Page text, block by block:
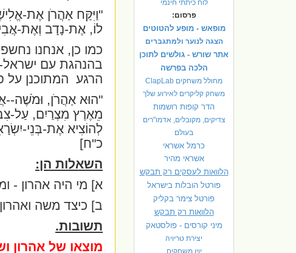
לוח כיתתי חינמי
פרסום:
מופאש - מופע להטוטים
הצגה לנוער ולמתגברים
אתר שורש - גולשים לתוכן
הלכה בפרשה
מחולל משחקים ClapLab
משחק קליקרים לאירוע שלך
הדר קופות רושמות
צדיקים, מקובלים, אדמו"רים
בעולם
כרמל אשראי
אשראי מהיר
הלוואות לעסקים רק תבקש
פורטל הובלות בישראל
פורטל צימר בקליק
הלוואות רק תבקש
מיני קורסים - פולסטאק
יצירת טריויה
יויו משחקים
"וַיִּקַּח אַהֲרֹן אֶת-
לוֹ, אֶת-נָדָב וְאֶת-
כמו כן, אנחנו
בהנהגת עם
הרגע המתוכנן על
"הוּא אַהֲרֹן, וּמֹשֶׁה--
מֵאֶרֶץ מִצְרַיִם, עַל-
לְהוֹצִיא אֶת-בְּנֵי-
כ"ח]
השאלות הן:
א] מי היה אהרון -
ב] כיצד משה ואהרון
תשובות.
מוצאו של אהרון